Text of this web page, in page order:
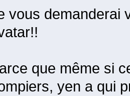
vous demanderai
que même si
yen a qui